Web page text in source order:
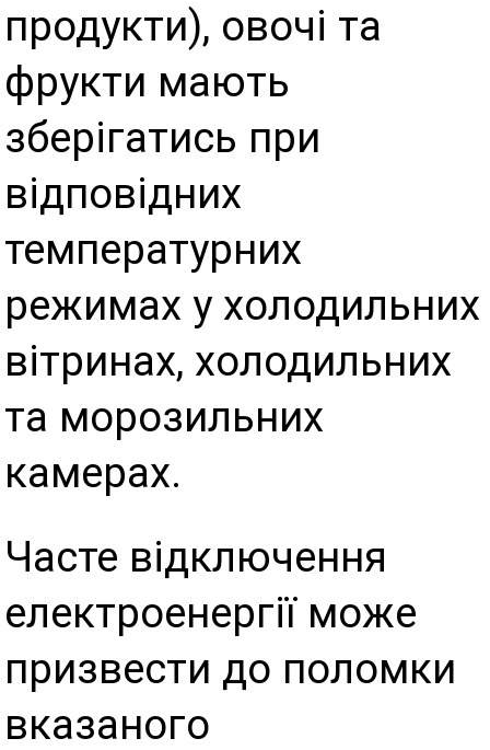
продукти), овочі та
фрукти мають
зберігатись при
відповідних
температурних
режимах у холодильних
вітринах, холодильних
та морозильних
камерах.
Часте відключення
електроенергії може
призвести до поломки
вказаного